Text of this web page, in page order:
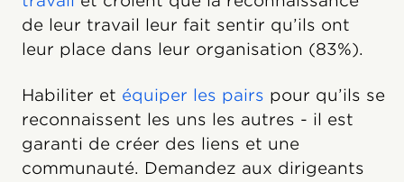
de leur travail leur fait sentir qu’ils ont
leur place dans leur organisation (83%).
Habiliter et équiper les pairs pour qu’ils se
reconnaissent les uns les autres - il est
garanti de créer des liens et une
communauté. Demandez aux dirigeants